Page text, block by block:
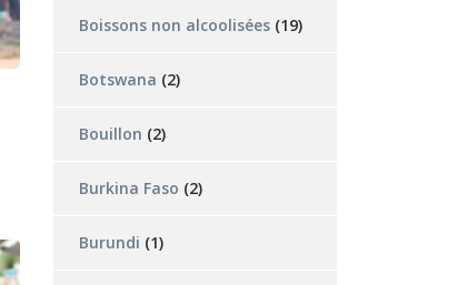
Boissons non alcoolisées (19)
Botswana (2)
Bouillon (2)
Burkina Faso (2)
Burundi (1)